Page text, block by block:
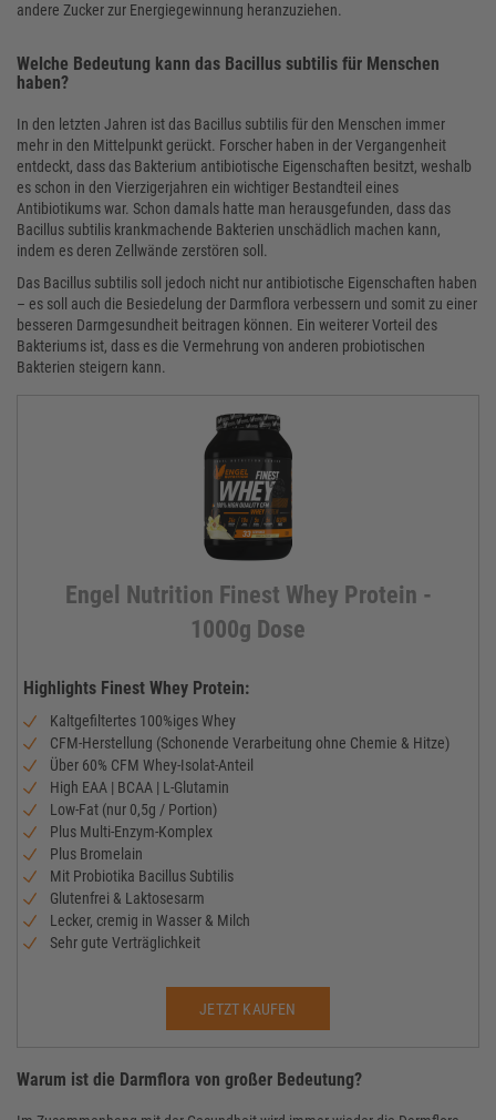
andere Zucker zur Energiegewinnung heranzuziehen.
Welche Bedeutung kann das Bacillus subtilis für Menschen
haben?
In den letzten Jahren ist das Bacillus subtilis für den Menschen immer
mehr in den Mittelpunkt gerückt. Forscher haben in der Vergangenheit
entdeckt, dass das Bakterium antibiotische Eigenschaften besitzt, weshalb
es schon in den Vierzigerjahren ein wichtiger Bestandteil eines
Antibiotikums war. Schon damals hatte man herausgefunden, dass das
Bacillus subtilis krankmachende Bakterien unschädlich machen kann,
indem es deren Zellwände zerstören soll.
Das Bacillus subtilis soll jedoch nicht nur antibiotische Eigenschaften haben
– es soll auch die Besiedelung der Darmflora verbessern und somit zu einer
besseren Darmgesundheit beitragen können. Ein weiterer Vorteil des
Bakteriums ist, dass es die Vermehrung von anderen probiotischen
Bakterien steigern kann.
Engel Nutrition Finest Whey Protein -
1000g Dose
Highlights Finest Whey Protein:
Kaltgefiltertes 100%iges Whey
CFM-Herstellung (Schonende Verarbeitung ohne Chemie & Hitze)
Über 60% CFM Whey-Isolat-Anteil
High EAA | BCAA | L-Glutamin
Low-Fat (nur 0,5g / Portion)
Plus Multi-Enzym-Komplex
Plus Bromelain
Mit Probiotika Bacillus Subtilis
Glutenfrei & Laktosesarm
Lecker, cremig in Wasser & Milch
Sehr gute Verträglichkeit
JETZT KAUFEN
Warum ist die Darmflora von großer Bedeutung?